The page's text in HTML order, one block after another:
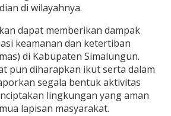
di wilayahnya.
dapat memberikan dampak
keamanan dan ketertiban
di Kabupaten Simalungun.
pun diharapkan ikut serta dalam
segala bentuk aktivitas
lingkungan yang aman
lapisan masyarakat.